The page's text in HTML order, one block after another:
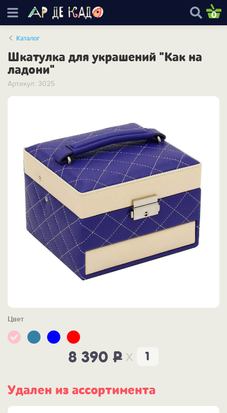
0
Каталог
Шкатулка для украшений "Как на
ладони"
Артикул: 3025
Цвет
8 390 P x
Удален из ассортимента